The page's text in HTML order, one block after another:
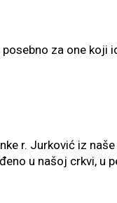
za one koji
r. Jurković iz naše
u našoj crkvi, u